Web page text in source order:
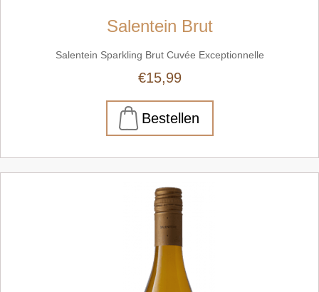
Salentein Brut
Salentein Sparkling Brut Cuvée Exceptionnelle
€15,99